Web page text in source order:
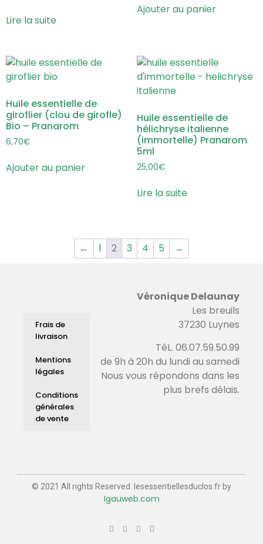
Lire la suite
Ajouter au panier
Huile essentielle de
giroflier (clou de girofle)
Bio – Pranarom
6,70€
Ajouter au panier
Huile essentielle de
hélichryse italienne
(immortelle) Pranarom
5ml
25,00€
Lire la suite
← 1 2 3 4 5 →
Frais de
livraison
Mentions
légales
Conditions
générales
de vente
Véronique Delaunay
Les breuils
37230 Luynes
TéL. 06.07.59.50.99
de 9h à 20h du lundi au samedi
Nous vous répondons dans les
plus brefs délais.
© 2021 All rights Reserved. lesessentiellesduclos.fr by
Igauweb.com